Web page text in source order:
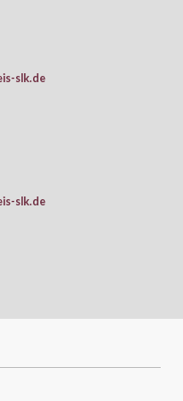
slk.de
slk.de